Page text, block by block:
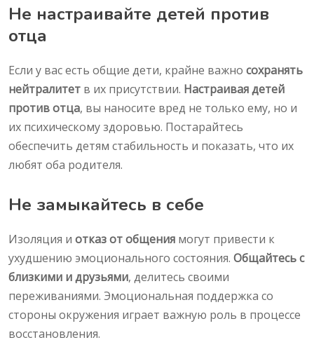
Не настраивайте детей против
отца
Если у вас есть общие дети, крайне важно сохранять
нейтралитет в их присутствии. Настраивая детей
против отца, вы наносите вред не только ему, но и
их психическому здоровью. Постарайтесь
обеспечить детям стабильность и показать, что их
любят оба родителя.
Не замыкайтесь в себе
Изоляция и отказ от общения могут привести к
ухудшению эмоционального состояния. Общайтесь с
близкими и друзьями, делитесь своими
переживаниями. Эмоциональная поддержка со
стороны окружения играет важную роль в процессе
восстановления.